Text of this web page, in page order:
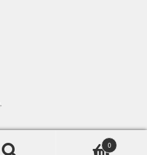
.
0